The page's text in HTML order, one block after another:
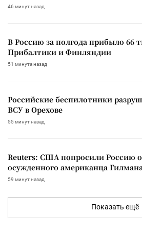
46 минут назад
В Россию за полгода прибыло 66
Прибалтики и Финляндии
51 минута назад
Российские беспилотники
ВСУ в Орехове
55 минут назад
Reuters: США попросили Россию
осужденного американца Гилмана
59 минут назад
Показать ещё